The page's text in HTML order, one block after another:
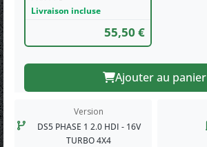
Livraison incluse
55,50 €
Ajouter au panier
Version
DS5 PHASE 1 2.0 HDI - 16V
TURBO 4X4